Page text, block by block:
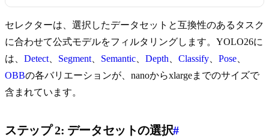
セレクターは、選択したデータセットと互換性のあるタスク
に合わせて公式モデルをフィルタリングします。YOLO26に
は、 Detect Segment Semantic Depth Classify Pose
OBBの各バリエーションが、nanoからxlargeまでのサイズで
含まれています。
ステップ 2: データセットの選択#